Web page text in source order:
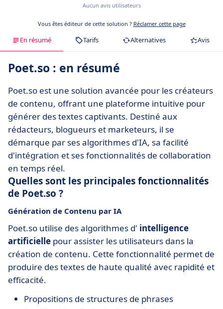
Aucun avis utilisateurs
Vous êtes éditeur de cette solution ? Réclamer cette page
En résumé Tarifs Alternatives Avis
Poet.so : en résumé
Poet.so est une solution avancée pour les créateurs
de contenu, offrant une plateforme intuitive pour
générer des textes captivants. Destiné aux
rédacteurs, blogueurs et marketeurs, il se
démarque par ses algorithmes d'IA, sa facilité
d'intégration et ses fonctionnalités de collaboration
en temps réel.
Quelles sont les principales fonctionnalités
de Poet.so ?
Génération de Contenu par IA
Poet.so utilise des algorithmes d' intelligence
artificielle pour assister les utilisateurs dans la
création de contenu. Cette fonctionnalité permet de
produire des textes de haute qualité avec rapidité et
efficacité.
Propositions de structures de phrases